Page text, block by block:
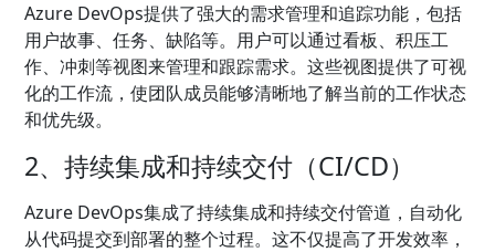
Azure DevOps提供了强大的需求管理和追踪功能，包括
用户故事、任务、缺陷等。用户可以通过看板、积压工
作、冲刺等视图来管理和跟踪需求。这些视图提供了可视
化的工作流，使团队成员能够清晰地了解当前的工作状态
和优先级。
2、持续集成和持续交付（CI/CD）
Azure DevOps集成了持续集成和持续交付管道，自动化
从代码提交到部署的整个过程。这不仅提高了开发效率，